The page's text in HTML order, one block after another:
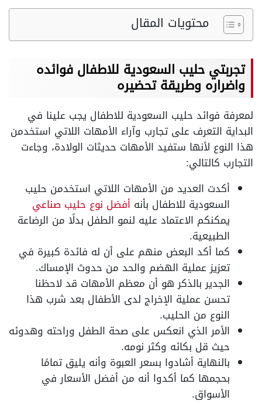
محتويات المقال
تجربتي حليب السعودية للاطفال فوائده
واضراره وطريقة تحضيره
لمعرفة فوائد حليب السعودية للاطفال يجب علينا في
البداية التعرف على تجارب وآراء الأمهات اللاتي استخدمن
هذا النوع لأنها ستفيد الأمهات حديثات الولادة، وجاءت
التجارب كالتالي:
أكدت العديد من الأمهات اللاتي استخدمن حليب
السعودية للاطفال بأنه أفضل نوع حليب صناعي
يمكنكم الاعتماد عليه لنمو الطفل بدلًا من الرضاعة
الطبيعية.
كما أكد البعض منهم على أن له فائدة كبيرة في
تعزيز عملية الهضم والحد من حدوث الإمساك.
الجدير بالذكر هو أن معظم الأمهات قد لاحظنا
تحسن عملية الإخراج لدى الأطفال بعد شرب هذا
النوع من الحليب.
الأمر الذي انعكس على صحة الطفل وراحته وهدوئه
حيث قل بكائه وكثر نومه.
بالنهاية أشادوا بسعر العبوة وأنه يليق تمامًا
بحجمها كما أكدوا أنه من أفضل الأسعار في
الأسواق.